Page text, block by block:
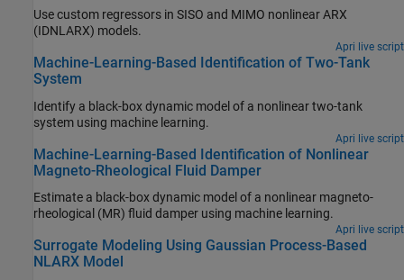
Use custom regressors in SISO and MIMO nonlinear ARX
(IDNLARX) models.
Apri live script
Machine-Learning-Based Identification of Two-Tank
System
Identify a black-box dynamic model of a nonlinear two-tank
system using machine learning.
Apri live script
Machine-Learning-Based Identification of Nonlinear
Magneto-Rheological Fluid Damper
Estimate a black-box dynamic model of a nonlinear magneto-
rheological (MR) fluid damper using machine learning.
Apri live script
Surrogate Modeling Using Gaussian Process-Based
NLARX Model